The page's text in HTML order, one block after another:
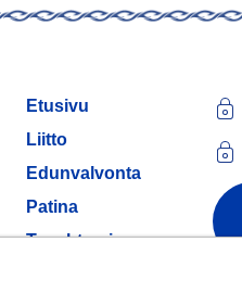
Etusivu
Liitto
Edunvalvonta
Patina
Tapahtumia